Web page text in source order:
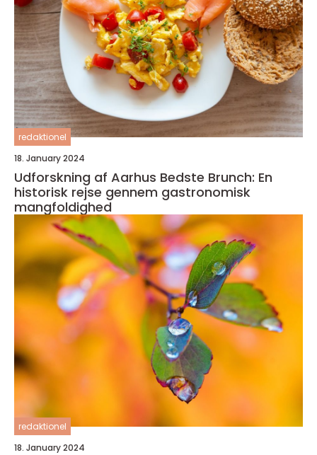
redaktionel
18. January 2024
Udforskning af Aarhus Bedste Brunch: En
historisk rejse gennem gastronomisk
mangfoldighed
redaktionel
18. January 2024